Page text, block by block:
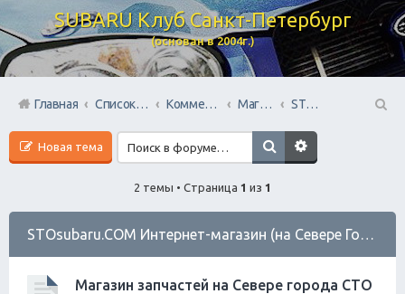
SUBARU Клуб Санкт-Петербург
(основан в 2004г.)
Главная Список форумов Коммерческий Отдел. Официальное расположение платной РЕКЛАМЫ. Магазины запчастей
STOsubaru.COM Интернет-магазин (на Севере Города)
Новая тема
2 темы • Страница 1 из 1
STOsubaru.COM Интернет-магазин (на Севере Города)
Магазин запчастей на Севере города СТО